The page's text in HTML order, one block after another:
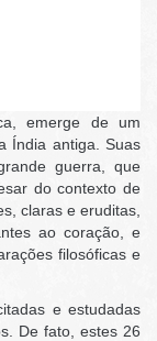
emerge de um
Índia antiga. Suas
guerra, que
do contexto de
claras e eruditas,
ao coração, e
filosóficas e
e estudadas
De fato, estes 26